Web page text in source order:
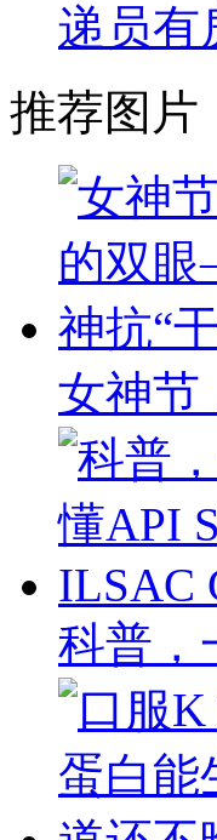
递员有
推荐图片
女神
科普，